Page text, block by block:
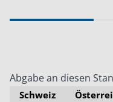
Abgabe an diesen
Schweiz